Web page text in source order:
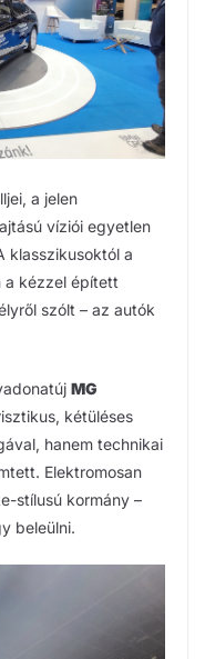
a jelen
víziói egyetlen
klasszikusoktól a
a kézzel épített
szólt – az autók
MG
kétüléses
hanem technikai
Elektromosan
stílusú kormány –
beleülni.